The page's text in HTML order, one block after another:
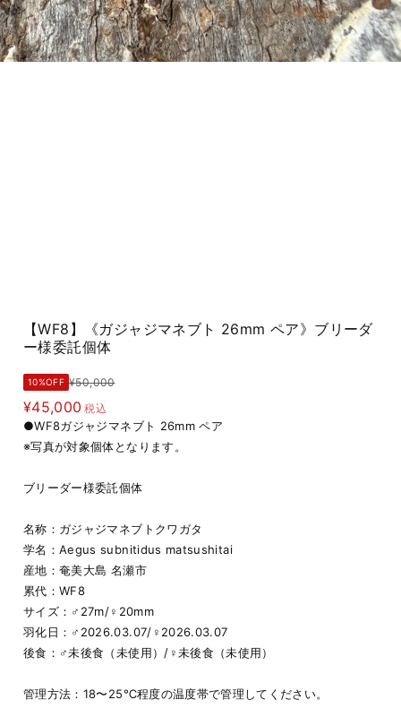
【WF8】《ガジャジマネブト 26mm ペア》ブリーダ
ー様委託個体
10%OFF ¥50,000
¥45,000 税込
●WF8ガジャジマネブト 26mm ペア
※写真が対象個体となります。
ブリーダー様委託個体
名称：ガジャジマネブトクワガタ
学名：Aegus subnitidus matsushitai
産地：奄美大島 名瀬市
累代：WF8
サイズ：♂27m/♀20mm
羽化日：♂2026.03.07/♀2026.03.07
後食：♂未後食（未使用）/♀未後食（未使用）
管理方法：18〜25℃程度の温度帯で管理してください。